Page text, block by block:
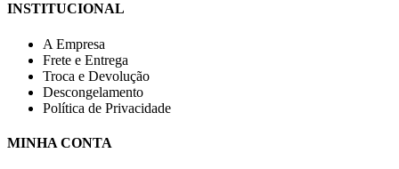
INSTITUCIONAL
A Empresa
Frete e Entrega
Troca e Devolução
Descongelamento
Política de Privacidade
MINHA CONTA